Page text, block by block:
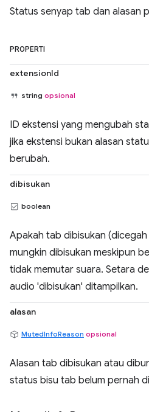
Status senyap tab dan alasan
PROPERTI
extensionId
string opsional
ID ekstensi yang mengubah
jika ekstensi bukan alasan
berubah.
dibisukan
boolean
Apakah tab dibisukan
mungkin dibisukan meskipun
tidak memutar suara. Setara
audio 'dibisukan' ditampilkan.
alasan
MutedInfoReason opsional
Alasan tab dibisukan atau
status bisu tab belum pernah